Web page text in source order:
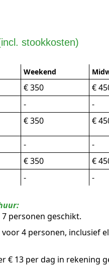
stookkosten)
Weekend
€ 350 €
- -
€ 350 €
- -
€ 350 €
- -
personen geschikt.
4 personen, inclusief
€ 13 per dag in rekening